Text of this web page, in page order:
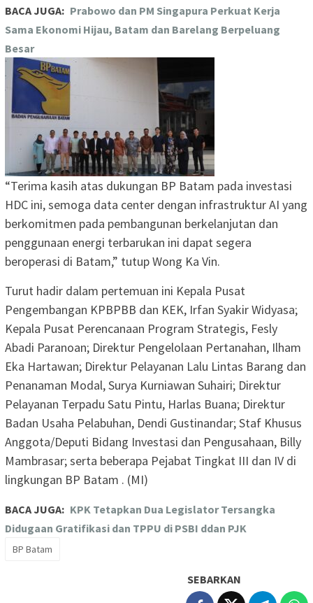
BACA JUGA: Prabowo dan PM Singapura Perkuat Kerja
Sama Ekonomi Hijau, Batam dan Barelang Berpeluang
Besar
“Terima kasih atas dukungan BP Batam pada investasi
HDC ini, semoga data center dengan infrastruktur AI yang
berkomitmen pada pembangunan berkelanjutan dan
penggunaan energi terbarukan ini dapat segera
beroperasi di Batam,” tutup Wong Ka Vin.
Turut hadir dalam pertemuan ini Kepala Pusat
Pengembangan KPBPBB dan KEK, Irfan Syakir Widyasa;
Kepala Pusat Perencanaan Program Strategis, Fesly
Abadi Paranoan; Direktur Pengelolaan Pertanahan, Ilham
Eka Hartawan; Direktur Pelayanan Lalu Lintas Barang dan
Penanaman Modal, Surya Kurniawan Suhairi; Direktur
Pelayanan Terpadu Satu Pintu, Harlas Buana; Direktur
Badan Usaha Pelabuhan, Dendi Gustinandar; Staf Khusus
Anggota/Deputi Bidang Investasi dan Pengusahaan, Billy
Mambrasar; serta beberapa Pejabat Tingkat III dan IV di
lingkungan BP Batam . (MI)
BACA JUGA: KPK Tetapkan Dua Legislator Tersangka
Didugaan Gratifikasi dan TPPU di PSBI ddan PJK
BP Batam
SEBARKAN